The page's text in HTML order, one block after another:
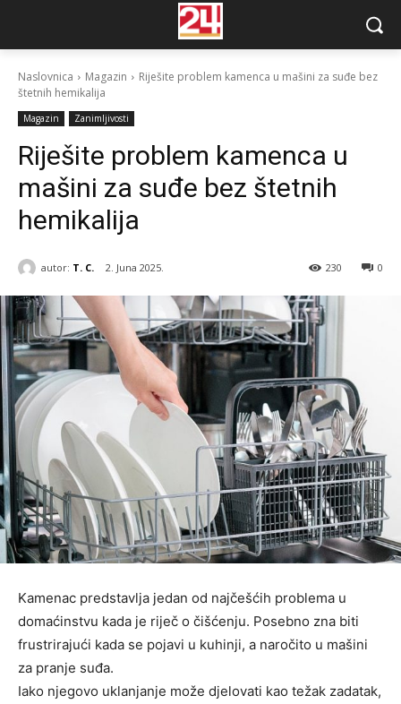
Naslovnica Magazin
Riješite problem kamenca u mašini za suđe bez
štetnih hemikalija
Magazin Zanimljivosti
Riješite problem kamenca u
mašini za suđe bez štetnih
hemikalija
autor: T. C. 2. Juna 2025. 0
230
Kamenac predstavlja jedan od najčešćih problema u
domaćinstvu kada je riječ o čišćenju. Posebno zna biti
frustrirajući kada se pojavi u kuhinji, a naročito u mašini
za pranje suđa.
Iako njegovo uklanjanje može djelovati kao težak zadatak,